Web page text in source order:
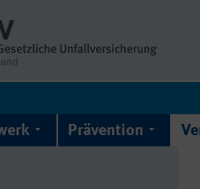
Prävention